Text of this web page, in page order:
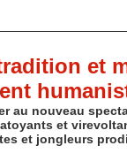
et
au nouveau
et
et jongleurs